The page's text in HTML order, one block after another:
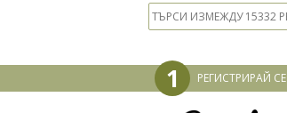
1 РЕГИСТРИРАЙ СЕ